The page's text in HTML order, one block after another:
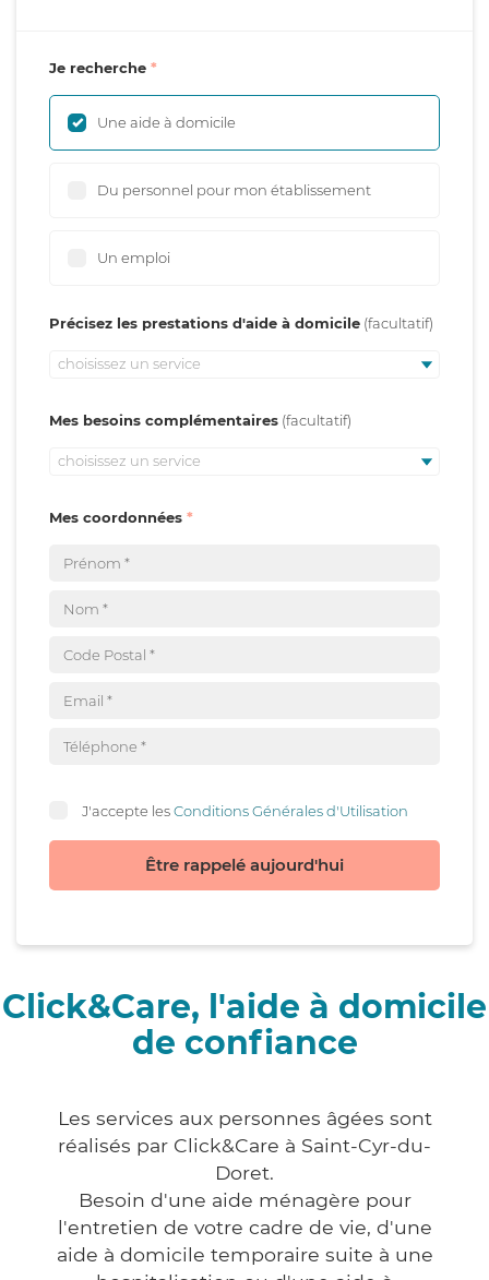
Je recherche
Une aide à domicile
Du personnel pour mon établissement
Un emploi
Précisez les prestations d'aide à domicile
choisissez un service
Mes besoins complémentaires
choisissez un service
Mes coordonnées
J'accepte lesConditions Générales d'Utilisation
Être rappelé aujourd'hui
Click&Care, l'aide à domicile
de confiance
Les services aux personnes âgées sont
réalisés par Click&Care à Saint-Cyr-du-
Doret.
Besoin d'une aide ménagère pour
l'entretien de votre cadre de vie, d'une
aide à domicile temporaire suite à une